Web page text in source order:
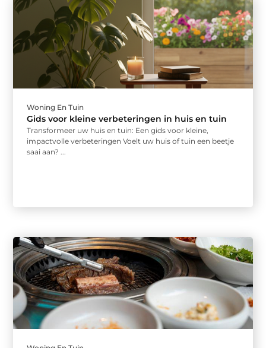
Woning En Tuin
Gids voor kleine verbeteringen in huis en tuin
Transformeer uw huis en tuin: Een gids voor kleine,
impactvolle verbeteringen Voelt uw huis of tuin een beetje
saai aan? ...